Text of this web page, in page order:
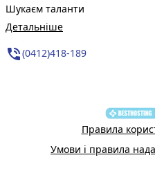
Шукаєм таланти
Детальніше
phone_in_talk(0412)418-189
Правила
Умови і правила